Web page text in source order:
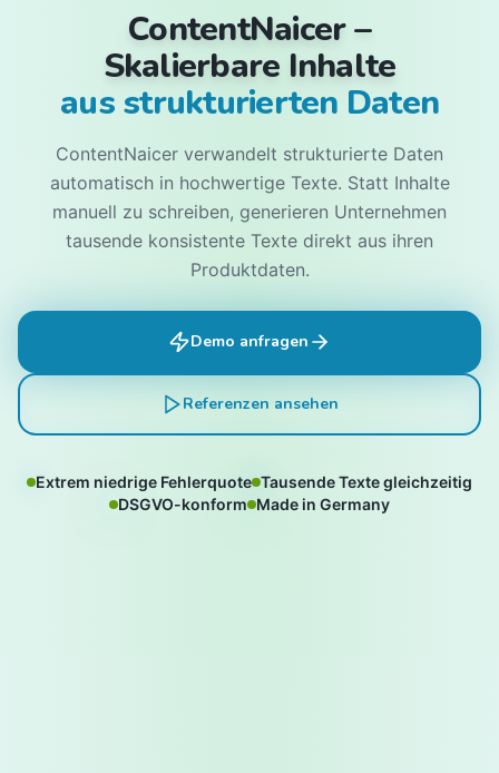
ContentNaicer –
Skalierbare Inhalte
aus strukturierten Daten
ContentNaicer verwandelt strukturierte Daten
automatisch in hochwertige Texte. Statt Inhalte
manuell zu schreiben, generieren Unternehmen
tausende konsistente Texte direkt aus ihren
Produktdaten.
Demo anfragen
Referenzen ansehen
Extrem niedrige Fehlerquote Tausende Texte gleichzeitig
DSGVO-konform Made in Germany